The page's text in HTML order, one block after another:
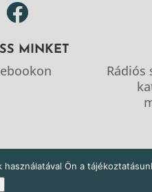

MINKET
Rádiós
Ön a